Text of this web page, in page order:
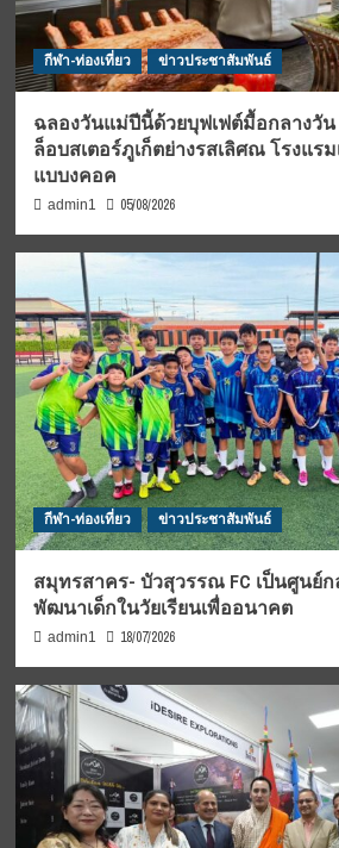
กีฬา-ท่องเที่ยว ข่าวประชาสัมพันธ์
ฉลองวันแม่ปีนี้ด้วยบุฟเฟต์มื้อกลางวั
ล็อบสเตอร์ภูเก็ตย่างรสเลิศณ โรงแร
แบบงคอค
admin1 05/08/2026
กีฬา-ท่องเที่ยว ข่าวประชาสัมพันธ์
สมุทรสาคร- บัวสุวรรณ FC เป็นศูนย์ก
พัฒนาเด็กในวัยเรียนเพื่ออนาคต
admin1 18/07/2026